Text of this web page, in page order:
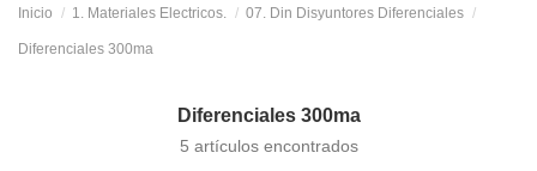
Inicio 1. Materiales Electricos. 07. Din Disyuntores Diferenciales
Diferenciales 300ma
Diferenciales 300ma
5 artículos encontrados